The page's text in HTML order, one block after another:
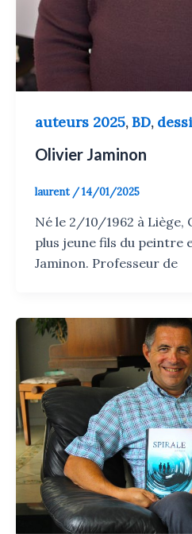
auteurs 2025, BD,
Olivier Jaminon
laurent /14/01/2025
Né le 2/10/1962 à Liège,
plus jeune fils du peintre
Jaminon. Professeur de